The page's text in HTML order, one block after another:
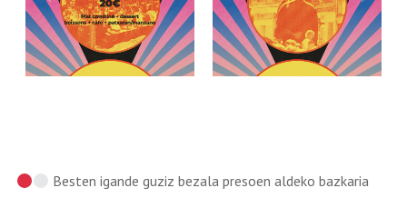
Besten igande guziz bezala presoen aldeko bazkaria